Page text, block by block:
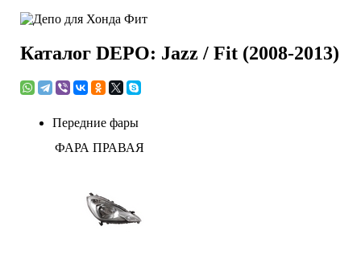
Каталог DEPO: Jazz / Fit (2008-2013)
Передние фары
ФАРА ПРАВАЯ